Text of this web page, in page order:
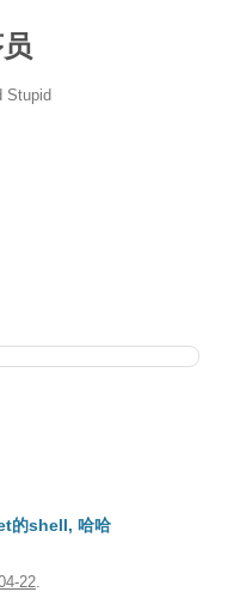
Stupid
的shell, 哈哈
22.